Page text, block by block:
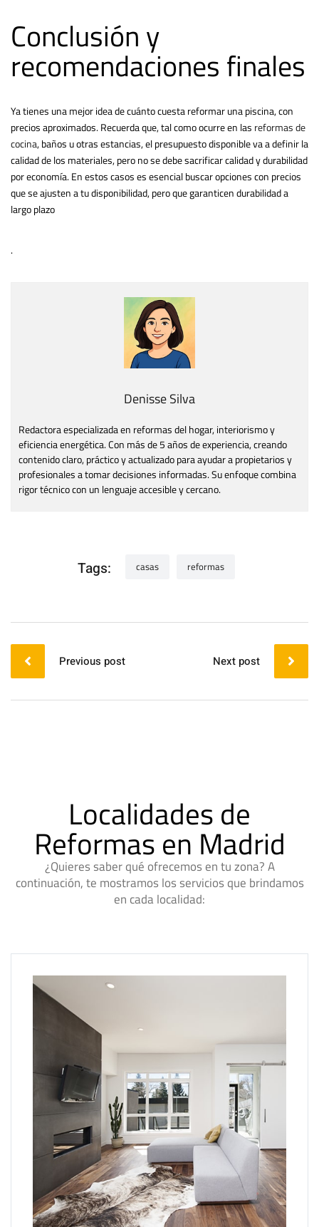
Conclusión y
recomendaciones finales
Ya tienes una mejor idea de cuánto cuesta reformar una piscina, con
precios aproximados. Recuerda que, tal como ocurre en las reformas de
cocina, baños u otras estancias, el presupuesto disponible va a definir la
calidad de los materiales, pero no se debe sacrificar calidad y durabilidad
por economía. En estos casos es esencial buscar opciones con precios
que se ajusten a tu disponibilidad, pero que garanticen durabilidad a
largo plazo
.
Denisse Silva
Redactora especializada en reformas del hogar, interiorismo y
eficiencia energética. Con más de 5 años de experiencia, creando
contenido claro, práctico y actualizado para ayudar a propietarios y
profesionales a tomar decisiones informadas. Su enfoque combina
rigor técnico con un lenguaje accesible y cercano.
Tags: casas reformas
Previous post Next post
Localidades de
Reformas en Madrid
¿Quieres saber qué ofrecemos en tu zona? A
continuación, te mostramos los servicios que brindamos
en cada localidad: